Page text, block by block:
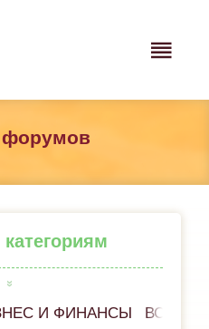
форумов
И ФИНАНСЫ ВСЁ